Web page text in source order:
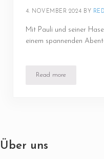
4. NOVEMBER 2024 BY
Mit Pauli und seiner
einem spannenden
Read morePauli – Die
Über uns